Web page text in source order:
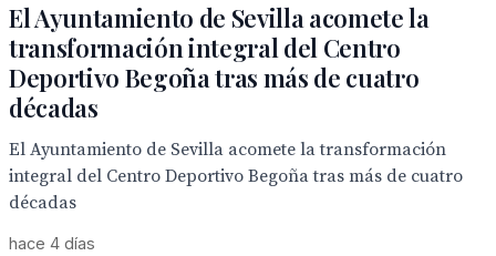
El Ayuntamiento de Sevilla acomete la
transformación integral del Centro
Deportivo Begoña tras más de cuatro
décadas
El Ayuntamiento de Sevilla acomete la transformación
integral del Centro Deportivo Begoña tras más de cuatro
décadas
hace 4 días